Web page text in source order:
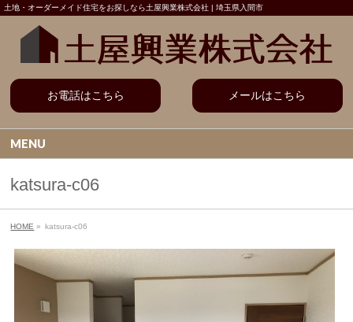
土地・オーダーメイド住宅をお探しなら土屋興業株式会社 | 埼玉県入間市
お電話はこちら メールはこちら
MENU
katsura-c06
HOME » katsura-c06